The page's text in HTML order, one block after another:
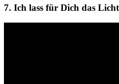
7. Ich lass für Dich das